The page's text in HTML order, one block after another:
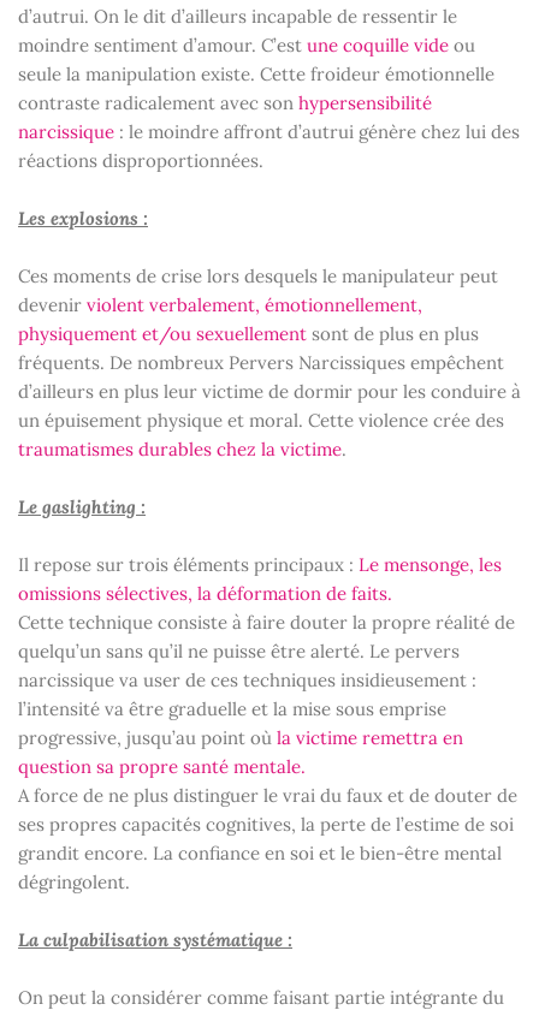
d’autrui. On le dit d’ailleurs incapable de ressentir le
moindre sentiment d’amour. C’est une coquille vide ou
seule la manipulation existe. Cette froideur émotionnelle
contraste radicalement avec son hypersensibilité
narcissique : le moindre affront d’autrui génère chez lui des
réactions disproportionnées.
Les explosions :
Ces moments de crise lors desquels le manipulateur peut
devenir violent verbalement, émotionnellement,
physiquement et/ou sexuellement sont de plus en plus
fréquents. De nombreux Pervers Narcissiques empêchent
d’ailleurs en plus leur victime de dormir pour les conduire à
un épuisement physique et moral. Cette violence crée des
traumatismes durables chez la victime.
Le gaslighting :
Il repose sur trois éléments principaux : Le mensonge, les
omissions sélectives, la déformation de faits.
Cette technique consiste à faire douter la propre réalité de
quelqu’un sans qu’il ne puisse être alerté. Le pervers
narcissique va user de ces techniques insidieusement :
l’intensité va être graduelle et la mise sous emprise
progressive, jusqu’au point où la victime remettra en
question sa propre santé mentale.
A force de ne plus distinguer le vrai du faux et de douter de
ses propres capacités cognitives, la perte de l’estime de soi
grandit encore. La confiance en soi et le bien-être mental
dégringolent.
La culpabilisation systématique :
On peut la considérer comme faisant partie intégrante du